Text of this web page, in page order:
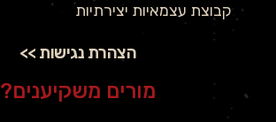
קבוצת עצמאיות יצירתיות
הצהרת נגישות >>
מורים משקיענים?